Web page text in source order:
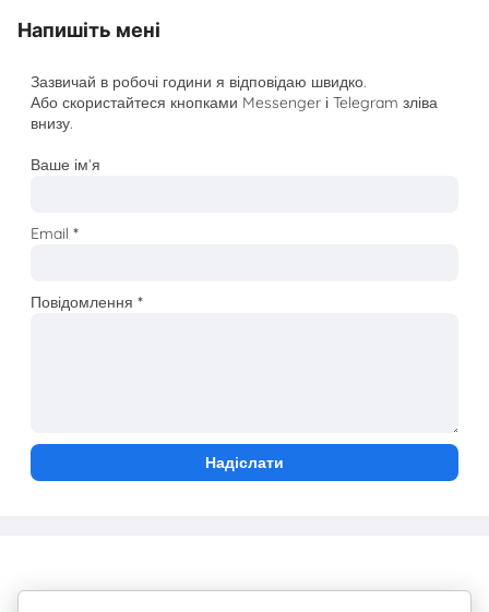
Напишіть мені
Зазвичай в робочі години я відповідаю швидко.
Або скористайтеся кнопками Messenger і Telegram зліва
внизу.
Ваше ім’я
Email*
Повідомлення*